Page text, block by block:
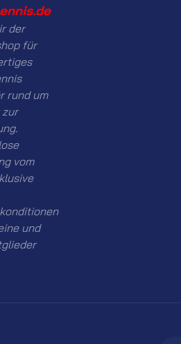
der
für
rund um
zur
vom
und